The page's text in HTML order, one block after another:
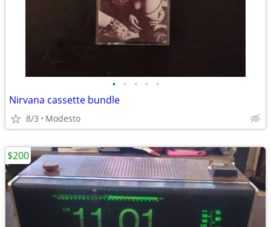
• • • • •
Nirvana cassette bundle
8/3 Modesto
$200